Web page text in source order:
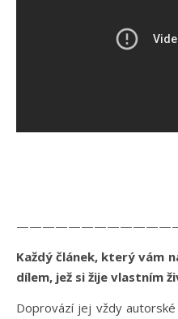
Každý článek, který vám
dílem, jež si žije vlastním
Doprovází jej vždy